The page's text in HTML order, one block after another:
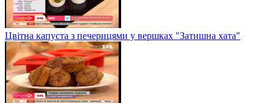
Цвітна капуста з печерицями у вершках "Затишна хата"